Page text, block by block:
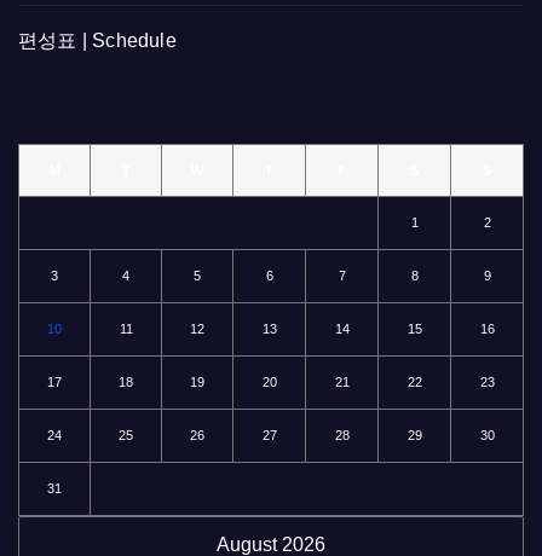
편성표 | Schedule
August 2026
1 2
3 4 5 6 7 8 9
10 11 12 13 14 15 16
17 18 19 20 21 22 23
24 25 26 27 28 29 30
31